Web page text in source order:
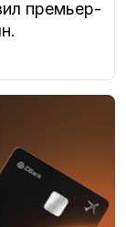
премьер-